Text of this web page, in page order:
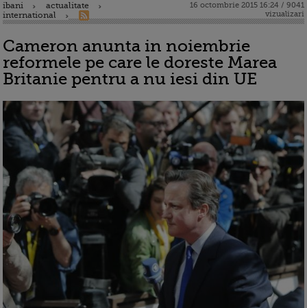
ibani
actualitate
international
16 octombrie 2015 16:24 / 9041
vizualizari
Cameron anunta in noiembrie
reformele pe care le doreste Marea
Britanie pentru a nu iesi din UE